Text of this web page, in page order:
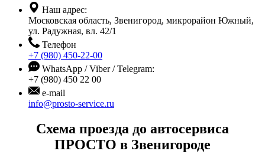
Наш адрес:
Московская область, Звенигород, микрорайон Южный,
ул. Радужная, вл. 42/1
Телефон
+7 (980) 450-22-00
WhatsApp / Viber / Telegram:
+7 (980) 450 22 00
e-mail
info@prosto-service.ru
Схема проезда до автосервиса
ПРОСТО в Звенигороде